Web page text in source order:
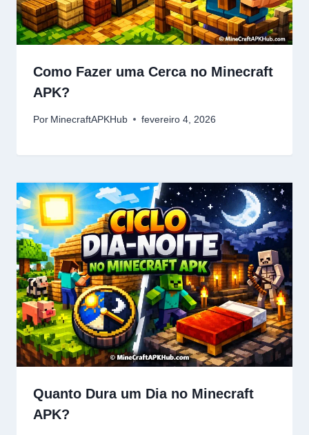
Como Fazer uma Cerca no Minecraft
APK?
Por MinecraftAPKHub fevereiro 4, 2026
Quanto Dura um Dia no Minecraft
APK?